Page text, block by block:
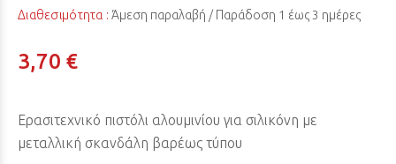
Διαθεσιμότητα :Άμεση παραλαβή / Παράδoση 1 έως 3 ημέρες
3,70 €
Ερασιτεχνικό πιστόλι αλουμινίου για σιλικόνη με
μεταλλική σκανδάλη βαρέως τύπου